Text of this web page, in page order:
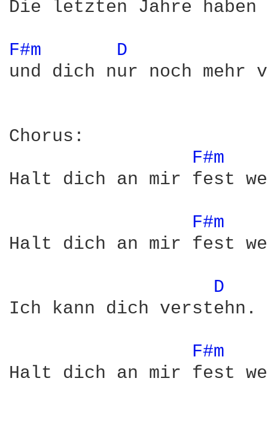
Die letzten Jahre haben
F#m
D
und dich nur noch mehr
Chorus:
F#m
Halt dich an mir fest
F#m
Halt dich an mir fest
D
Ich kann dich verstehn.
F#m
Halt dich an mir fest